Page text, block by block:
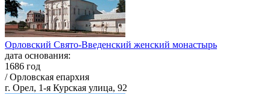
Орловский Свято-Введенский женский монастырь
дата основания:
1686 год
/ Орловская епархия
г. Орел, 1-я Курская улица, 92